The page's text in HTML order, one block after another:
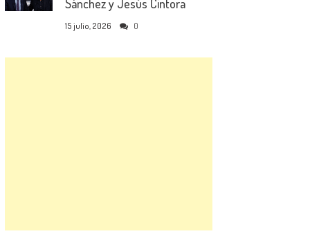
Sánchez y Jesús Cintora
15 julio, 2026 0